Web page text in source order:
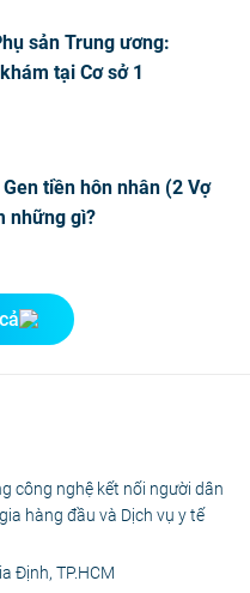
sản Trung ương:
tại Cơ sở 1
tiền hôn nhân (2 Vợ
những gì?
công nghệ kết nối người dân
hàng đầu và Dịch vụ y tế
Định, TP.HCM